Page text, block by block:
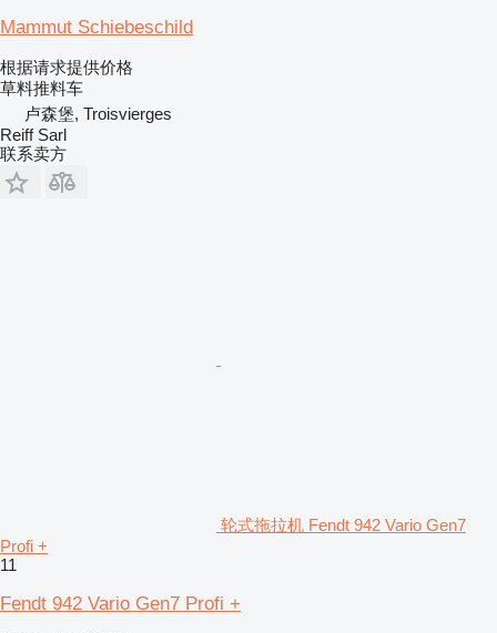
Mammut Schiebeschild
根据请求提供价格
草料推料车
卢森堡, Troisvierges
Reiff Sarl
联系卖方
轮式拖拉机 Fendt 942 Vario Gen7
Profi +
11
Fendt 942 Vario Gen7 Profi +